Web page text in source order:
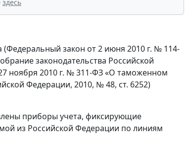
здесь
(Федеральный закон от 2 июня 2010 г. № 114-
законодательства Российской
ноября 2010 г. № 311-ФЗ «О таможенном
Федерации, 2010, № 48, ст. 6252)
приборы учета, фиксирующие
из Российской Федерации по линиям